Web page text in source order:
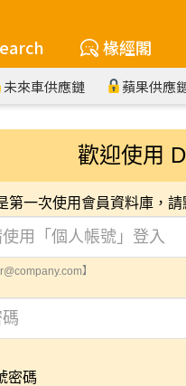
椽經閣
未來車供應鏈 蘋果供應
歡迎使用
第一次使用會員資料庫，請
】
密碼